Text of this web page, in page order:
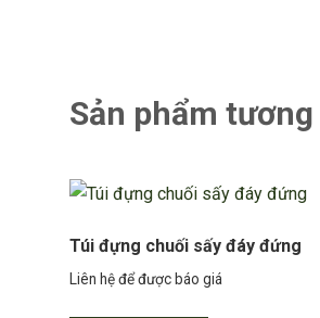
Sản phẩm
Túi đựng chuối sấy đáy đứng
Liên hệ để được báo giá
Yêu thích